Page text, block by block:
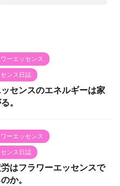
ーエッセンス
ンス日誌
センスのエネルギーは家
。
ーエッセンス
ンス日誌
はフラワーエッセンスで
か。